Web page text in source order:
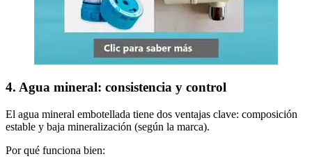
4. Agua mineral: consistencia y control
El agua mineral embotellada tiene dos ventajas clave: composición
estable y baja mineralización (según la marca).
Por qué funciona bien: